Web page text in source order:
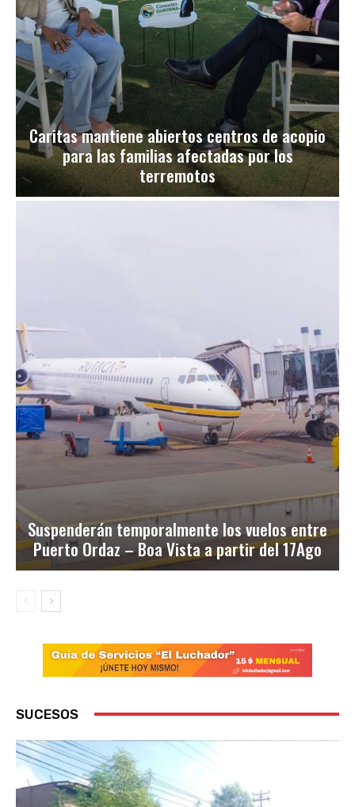
Caritas mantiene abiertos centros de acopio
para las familias afectadas por los
terremotos
Suspenderán temporalmente los vuelos entre
Puerto Ordaz – Boa Vista a partir del 17Ago
SUCESOS